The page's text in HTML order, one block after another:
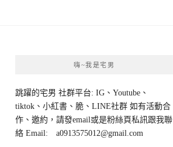
嗨~我是宅男
跳躍的宅男 社群平台: IG、Youtube、
tiktok、小紅書、脆、LINE社群 如有活動合
作、邀約，請發email或是粉絲頁私訊跟我聯
絡 Email: a0913575012@gmail.com